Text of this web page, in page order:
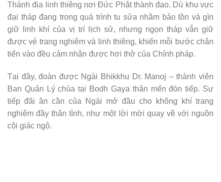
Thánh địa linh thiêng nơi Đức Phật thành đạo. Dù khu vực
đại tháp đang trong quá trình tu sửa nhằm bảo tồn và gìn
giữ linh khí của vị trí lịch sử, nhưng ngọn tháp vẫn giữ
được vẻ trang nghiêm và linh thiêng, khiến mỗi bước chân
tiến vào đều cảm nhận được hơi thở của Chính pháp.
Tại đây, đoàn được Ngài Bhikkhu Dr. Manoj – thành viên
Ban Quản Lý chùa tại Bodh Gaya thân mến đón tiếp. Sự
tiếp đãi ân cần của Ngài mở đầu cho không khí trang
nghiêm đầy thân tình, như một lời mời quay về với nguồn
cội giác ngộ.